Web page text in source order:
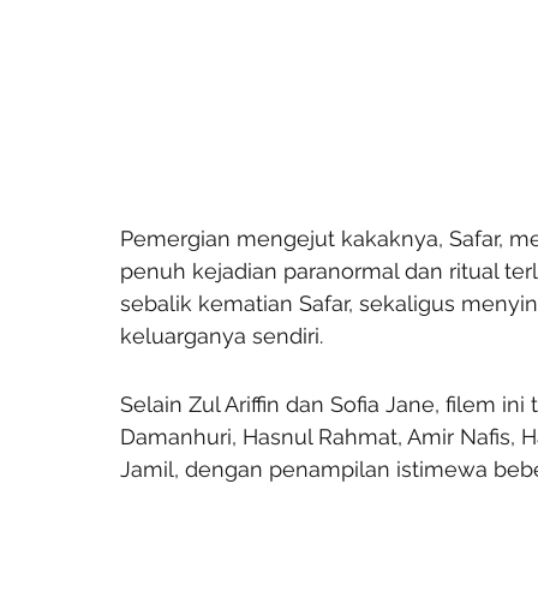
Pemergian mengejut kakaknya, Safar,
penuh kejadian paranormal dan ritual
sebalik kematian Safar, sekaligus
keluarganya sendiri.
Selain Zul Ariffin dan Sofia Jane, filem
Damanhuri, Hasnul Rahmat, Amir Nafis,
Jamil, dengan penampilan istimewa